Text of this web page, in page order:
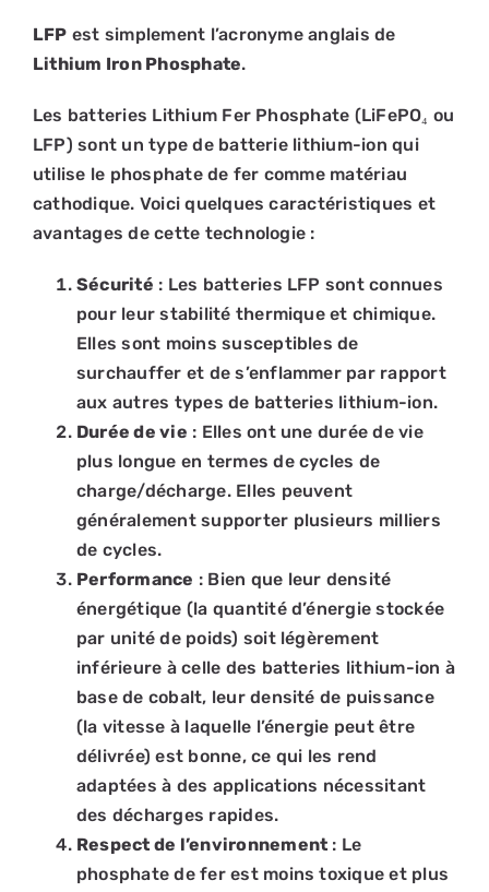
LFP est simplement l’acronyme anglais de
Lithium Iron Phosphate.
Les batteries Lithium Fer Phosphate (LiFePO₄ ou
LFP) sont un type de batterie lithium-ion qui
utilise le phosphate de fer comme matériau
cathodique. Voici quelques caractéristiques et
avantages de cette technologie :
Sécurité : Les batteries LFP sont connues
pour leur stabilité thermique et chimique.
Elles sont moins susceptibles de
surchauffer et de s’enflammer par rapport
aux autres types de batteries lithium-ion.
Durée de vie : Elles ont une durée de vie
plus longue en termes de cycles de
charge/décharge. Elles peuvent
généralement supporter plusieurs milliers
de cycles.
Performance : Bien que leur densité
énergétique (la quantité d’énergie stockée
par unité de poids) soit légèrement
inférieure à celle des batteries lithium-ion à
base de cobalt, leur densité de puissance
(la vitesse à laquelle l’énergie peut être
délivrée) est bonne, ce qui les rend
adaptées à des applications nécessitant
des décharges rapides.
Respect de l’environnement : Le
phosphate de fer est moins toxique et plus